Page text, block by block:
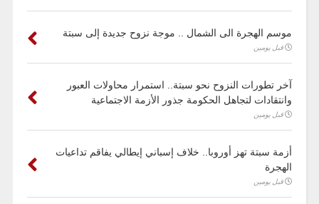
موسم الهجرة الى الشمال .. موجة نزوح جديدة إلى سبتة
قبل يومين
آخر تطورات النزوح نحو سبتة.. استمرار محاولات العبور
وانتقادات لتجاهل الحكومة جذور الأزمة الاجتماعية
قبل يومين
أزمة سبتة تهز أوروبا.. خلاف إسباني إيطالي يفاقم تداعيات
الهجرة
قبل يومين